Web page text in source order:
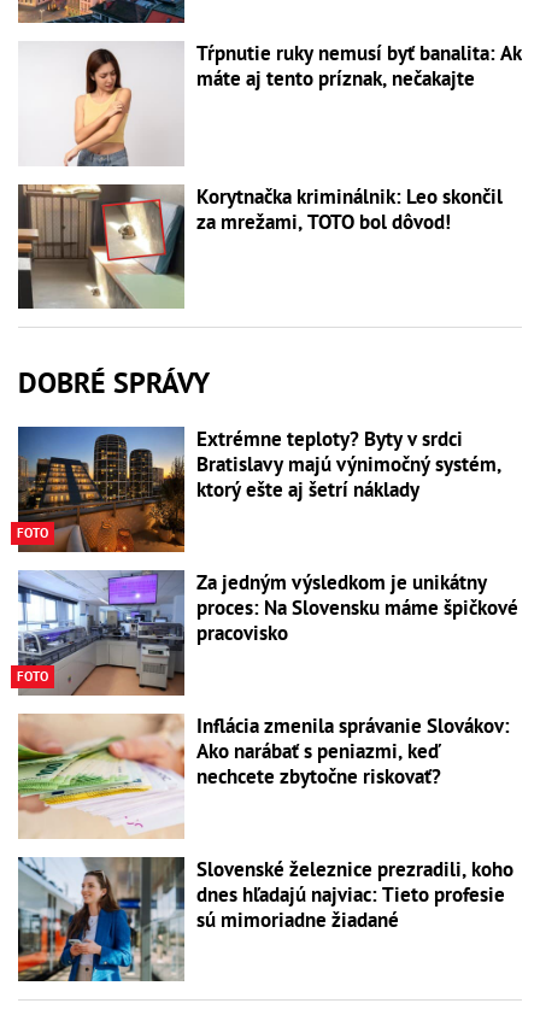
Tŕpnutie ruky nemusí byť banalita: Ak
máte aj tento príznak, nečakajte
Korytnačka kriminálnik: Leo skončil
za mrežami, TOTO bol dôvod!
DOBRÉ SPRÁVY
FOTO
Extrémne teploty? Byty v srdci
Bratislavy majú výnimočný systém,
ktorý ešte aj šetrí náklady
FOTO
Za jedným výsledkom je unikátny
proces: Na Slovensku máme špičkové
pracovisko
Inflácia zmenila správanie Slovákov:
Ako narábať s peniazmi, keď
nechcete zbytočne riskovať?
Slovenské železnice prezradili, koho
dnes hľadajú najviac: Tieto profesie
sú mimoriadne žiadané